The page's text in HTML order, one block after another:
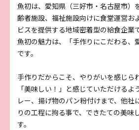
魚初は、愛知県（三好市・名古屋市）
齢者施設、福祉施設向けに食堂運営お
ビスを提供する地域密着型の給食企業で
魚初の魅力は、「手作りにこだわる、
です。
手作りだからこそ、やりがいを感じ
「美味しい！」と感じていただけるよ
レー、揚げ物のパン粉付けまで、他社
りの工程に拘る事で、できたての美味
す。